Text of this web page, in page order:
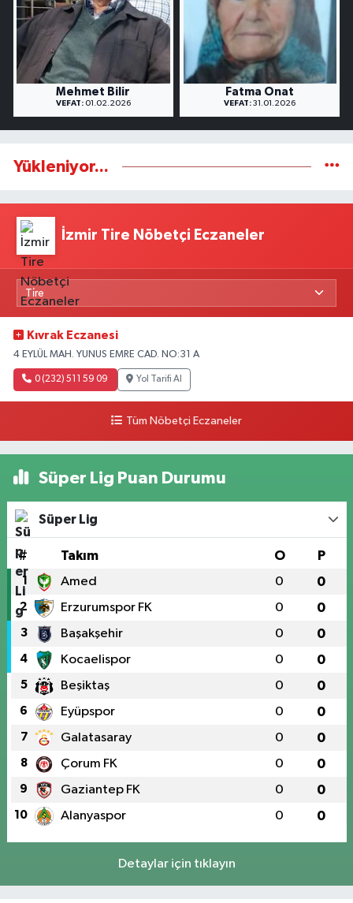
Mehmet Bilir
VEFAT:01.02.2026
Fatma Onat
VEFAT: 31.01.2026
Yükleniyor...
İzmir Tire Nöbetçi Eczaneler
Kıvrak Eczanesi
4 EYLÜL MAH. YUNUS EMRE CAD. NO:31 A
0 (232) 511 59 09 Yol Tarifi Al
Tüm Nöbetçi Eczaneler
Süper Lig Puan Durumu
Süper Lig
# Takım O P
1 Amed 0 0
2 Erzurumspor FK 0 0
3 Başakşehir 0 0
4 Kocaelispor 0 0
5 Beşiktaş 0 0
6 Eyüpspor 0 0
7 Galatasaray 0 0
8 Çorum FK 0 0
9 Gaziantep FK 0 0
10 Alanyaspor 0 0
Detaylar için tıklayın